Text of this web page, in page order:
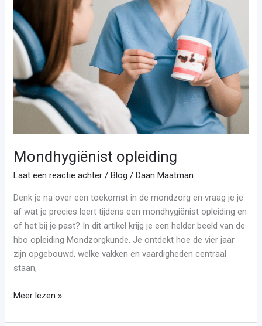
Mondhygiënist opleiding
Laat een reactie achter /Blog /Daan Maatman
Denk je na over een toekomst in de mondzorg en vraag je je
af wat je precies leert tijdens een mondhygiënist opleiding en
of het bij je past? In dit artikel krijg je een helder beeld van de
hbo opleiding Mondzorgkunde. Je ontdekt hoe de vier jaar
zijn opgebouwd, welke vakken en vaardigheden centraal
staan,
Meer lezen »